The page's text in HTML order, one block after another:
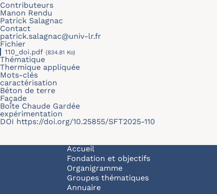
Contributeurs
Manon Rendu
Patrick Salagnac
Contact
patrick.salagnac@univ-lr.fr
Fichier
110_doi.pdf (834.81 Ko)
Thématique
Thermique appliquée
Mots-clés
caractérisation
Béton de terre
Façade
Boîte Chaude Gardée
expérimentation
DOI https://doi.org/10.25855/SFT2025-110
Navigation principale
Accueil
Fondation et objectifs
Organigramme
Groupes thématiques
Annuaire